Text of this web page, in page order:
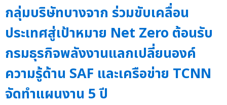
กลุ่มบริษัทบางจาก ร่วมขับเคลื่อน
ประเทศสู่เป้าหมาย Net Zero ต้อนรับ
กรมธุรกิจพลังงานแลกเปลี่ยนองค์
ความรู้ด้าน SAF และเครือข่าย TCNN
จัดทำแผนงาน 5 ปี